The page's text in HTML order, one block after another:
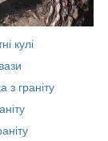
кулі
з граніту